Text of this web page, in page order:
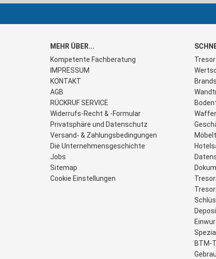
MEHR ÜBER...
Kompetente Fachberatung
IMPRESSUM
KONTAKT
AGB
RÜCKRUF SERVICE
Widerrufs-Recht & -Formular
Privatsphäre und Datenschutz
Versand- & Zahlungsbedingungen
Die Unternehmensgeschichte
Jobs
Sitemap
Cookie Einstellungen
BTM-